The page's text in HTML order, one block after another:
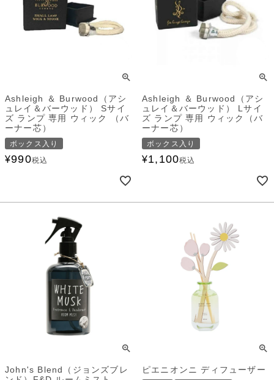
Ashleigh ＆ Burwood（アシ
ュレイ＆バーウッド） Sサイ
ズ ランプ 専用 ウィック （バ
ーナー芯）
ボックス入り
¥990税込
Ashleigh ＆ Burwood（アシ
ュレイ＆バーウッド） Lサイ
ズ ランプ 専用 ウィック（バ
ーナー芯）
ボックス入り
¥1,100税込
John's Blend（ジョンズブレ
ピエニオンニ ディフューザー